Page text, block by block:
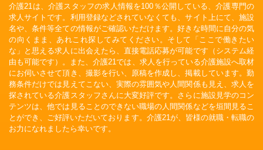
介護21は、介護スタッフの求人情報を100％公開している、介護専門の
求人サイトです。利用登録などされていなくても、サイト上にて、施設
名や、条件等全ての情報がご確認いただけます。好きな時間に自分の気
の向くまま、あれこれ探してみてください。そして「ここで働きたい
な」と思える求人に出会えたら、直接電話応募が可能です（システム経
由も可能です）。また、介護21では、求人を行っている介護施設へ取材
にお伺いさせて頂き、撮影を行い、原稿を作成し、掲載しています。勤
務条件だけでは見えてこない、実際の雰囲気や人間関係も見え、求人を
探されている介護スタッフさんに大変好評です。さらに施設見学のコン
テンツは、他では見ることのできない職場の人間関係などを垣間見るこ
とができ、ご好評いただいております。介護21が、皆様の就職・転職の
お力になれましたら幸いです。